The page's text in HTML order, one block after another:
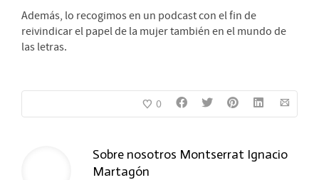
Además, lo recogimos en un podcast con el fin de
reivindicar el papel de la mujer también en el mundo de
las letras.
0
Sobre nosotros Montserrat Ignacio
Martagón